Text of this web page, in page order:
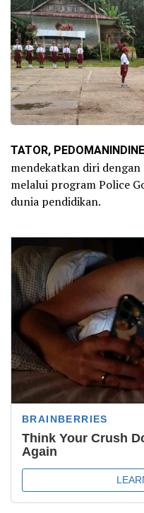
TATOR,
mendekatkan diri
melalui program Police
dunia pendidikan.